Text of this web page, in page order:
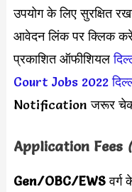
उपयोग के लिए सुरक्षित
आवेदन लिंक पर क्लिक
प्रकाशित ऑफीशियल
Court Jobs 2022
Notification जरूर
Application Fees
Gen/OBC/EWSवर्ग